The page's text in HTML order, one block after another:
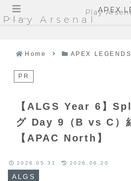
Play Arsenal
APEX
Home APEX LEGENDS
PR
【ALGS Year 6】
グ Day 9（B vs C）
【APAC North】
ALGS
2026.05.31 2026.06.20
メニュー
Play